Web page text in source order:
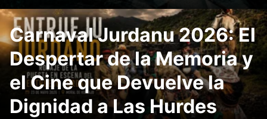
Carnaval Jurdanu 2026: El
Despertar de la Memoria y
el Cine que Devuelve la
Dignidad a Las Hurdes